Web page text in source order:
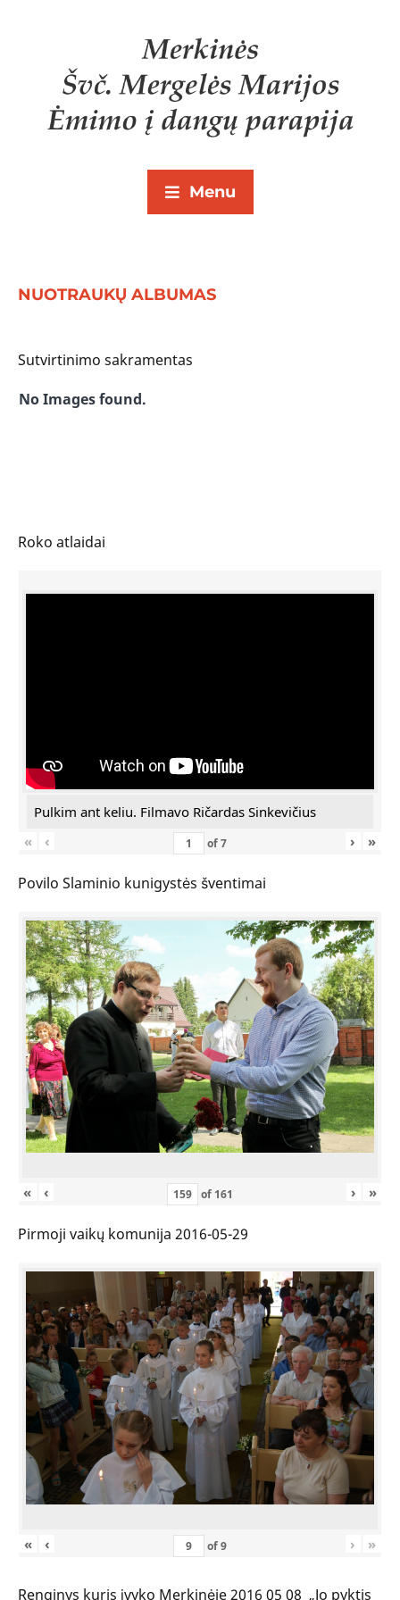
Menu
NUOTRAUKŲ ALBUMAS
Sutvirtinimo sakramentas
No Images found.
Roko atlaidai
Pulkim ant keliu. Filmavo Ričardas Sinkevičius
«
‹ of7 › »
Povilo Slaminio kunigystės šventimai
« ‹ of 161 › »
Pirmoji vaikų komunija 2016-05-29
« ‹ of9 › »
Renginys kuris įvyko Merkinėje 2016 05 08 „Jo pyktis